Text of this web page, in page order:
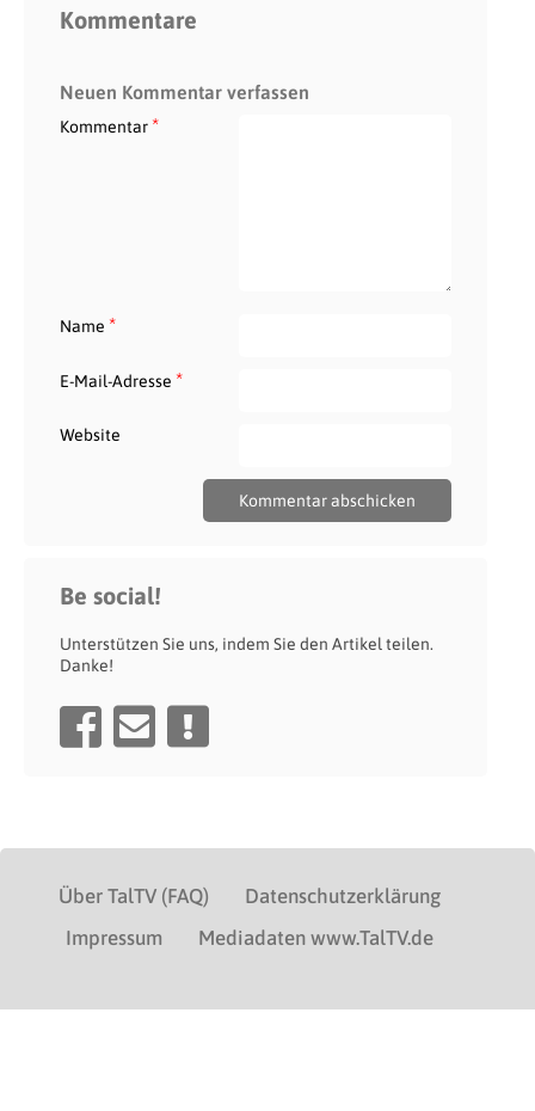
Kommentare
Neuen Kommentar verfassen
Kommentar*
Name *
E-Mail-Adresse *
Website
Be social!
Unterstützen Sie uns, indem Sie den Artikel teilen.
Danke!
Über TalTV (FAQ)
Datenschutzerklärung
Impressum
Mediadaten www.TalTV.de